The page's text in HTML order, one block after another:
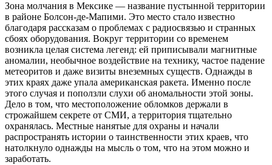
Зона молчания в Мексике — название пустынной территории
в районе Болсон-де-Мапими. Это место стало известно
благодаря рассказам о проблемах с радиосвязью и странных
сбоях оборудования. Вокруг территории со временем
возникла целая система легенд: ей приписывали магнитные
аномалии, необычное воздействие на технику, частое падение
метеоритов и даже визиты внеземных существ. Однажды в
этих краях даже упала американская ракета. Именно после
этого случая и поползли слухи об аномальности этой зоны.
Дело в том, что местоположение обломков держали в
строжайшем секрете от СМИ, а территория тщательно
охранялась. Местные нанятые для охраны и начали
распространять истории о таинственности этих краев, что
натолкнуло однажды на мысль о том, что на этом можно и
заработать.